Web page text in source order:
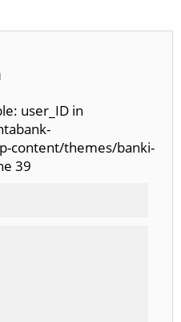
user_ID in
content/themes/banki-
39